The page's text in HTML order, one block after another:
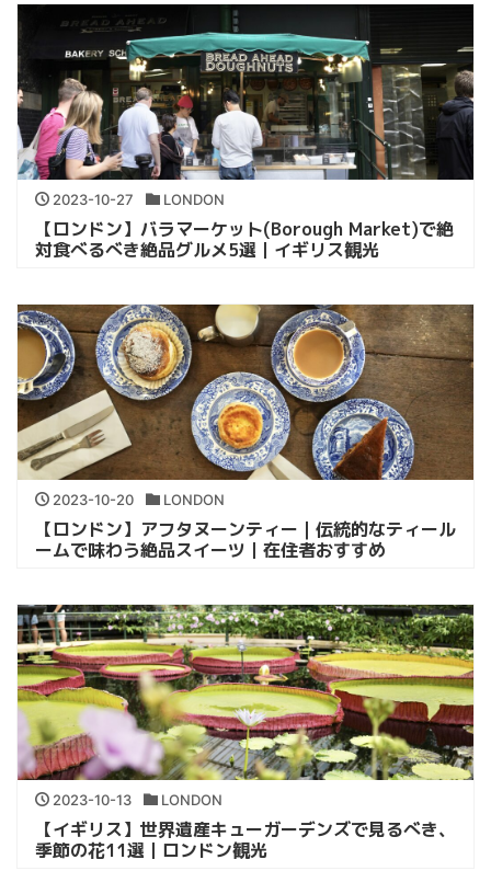
2023-10-27 LONDON
【ロンドン】バラマーケット(Borough Market)で絶
対食べるべき絶品グルメ5選｜イギリス観光
2023-10-20 LONDON
【ロンドン】アフタヌーンティー｜伝統的なティール
ームで味わう絶品スイーツ｜在住者おすすめ
2023-10-13 LONDON
【イギリス】世界遺産キューガーデンズで見るべき、
季節の花11選｜ロンドン観光